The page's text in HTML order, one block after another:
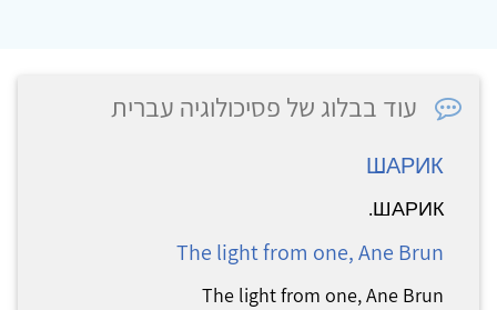
עוד בבלוג של פסיכולוגיה עברית
ШАРИК
ШАРИК.
The light from one, Ane Brun
The light from one, Ane Brun